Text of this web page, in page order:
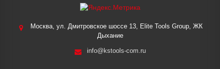
Москва, ул. Дмитровское шоссе 13, Elite Tools Group, ЖК
Дыхание
info@kstools-com.ru